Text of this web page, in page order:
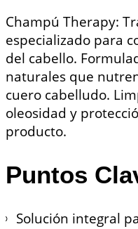
Champú Therapy:
especializado para
del cabello.
naturales que
cuero cabelludo.
oleosidad y
producto.
Puntos
Solución integral